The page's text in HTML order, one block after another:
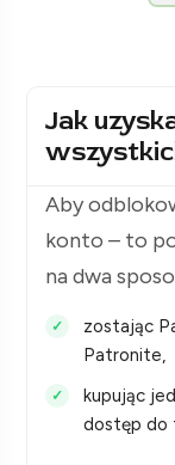
Jak
Aby
konto – to
na dwa
zostając
Patronite,
kupując
dostęp do